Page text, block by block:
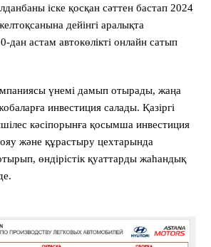
іске қосқан сәттен бастап 2024
дейінгі аралықта
дан астам автокөлікті онлайн сатып
үнемі дамып отырады, жаңа
инвестиция салады. Қазіргі
кәсіпорынға қосымша инвестиция
және құрастыру цехтарында
өндірістік қуаттарды жаһандық